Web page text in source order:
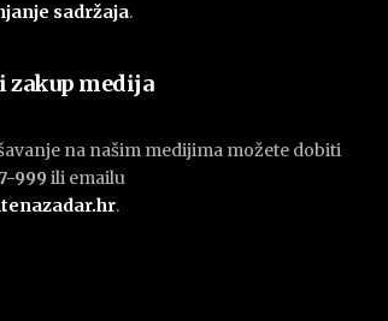
sadržaja.
zakup medija
na našim medijima možete dobiti
999 ili emailu
.